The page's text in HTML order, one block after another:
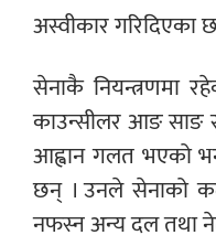
अस्वीकार गरिदिएका
सेनाकै नियन्त्रणमा
काउन्सीलर आङ साङ
आह्वान गलत भएको
छन् । उनले सेनाको
नफस्न अन्य दल तथा